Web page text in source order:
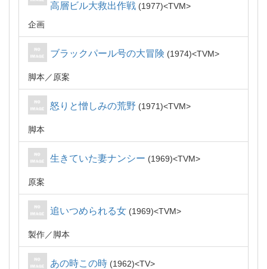
高層ビル大救出作戦
1977
TVM
企画
ブラックパール号の大冒険 1974 TVM
脚本 原案
怒りと憎しみの荒野 1971 TVM
脚本
生きていた妻ナンシー 1969 TVM
原案
追いつめられる女 1969 TVM
製作 脚本
あの時この時 1962 TV